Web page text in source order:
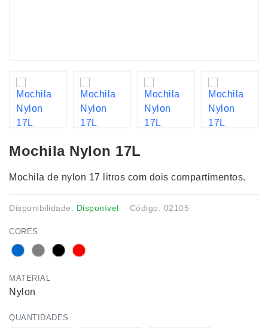
Mochila Nylon 17L
Mochila de nylon 17 litros com dois compartimentos.
Disponibilidade: Disponível Código: 02105
CORES
MATERIAL
Nylon
QUANTIDADES